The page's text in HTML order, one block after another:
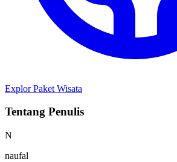
Explor Paket Wisata
Tentang Penulis
N
naufal